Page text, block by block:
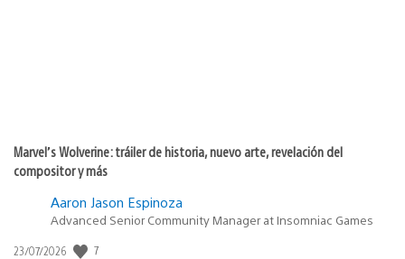
Marvel’s Wolverine: tráiler de historia, nuevo arte, revelación del
compositor y más
Aaron Jason Espinoza
Advanced Senior Community Manager at Insomniac Games
Fecha
23/07/2026 7